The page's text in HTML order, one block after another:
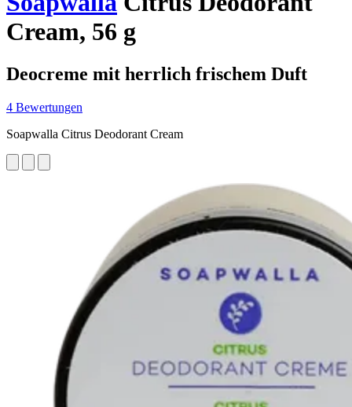
Cream, 56 g
Deocreme mit herrlich frischem Duft
4 Bewertungen
Soapwalla Citrus Deodorant Cream